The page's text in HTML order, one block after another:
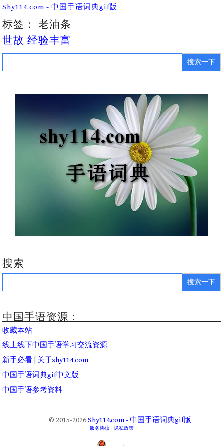
Skip
content
Shy114.com - 中国手语词典gif版
标签： 老油条
世故 经验丰富
Search
搜索
Search
中国手语资源：
收藏本站
线上线下中国手语学习交流资源
新手必看
关于shy114.com
中国手语词典gif中文版
中国手语参考资料
© 2015-2026Shy114.com - 中国手语词典gif版
服务协议 隐私政策